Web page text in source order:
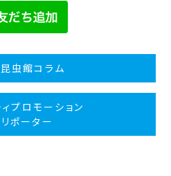
虫館コラム
プロモーション
ポーター